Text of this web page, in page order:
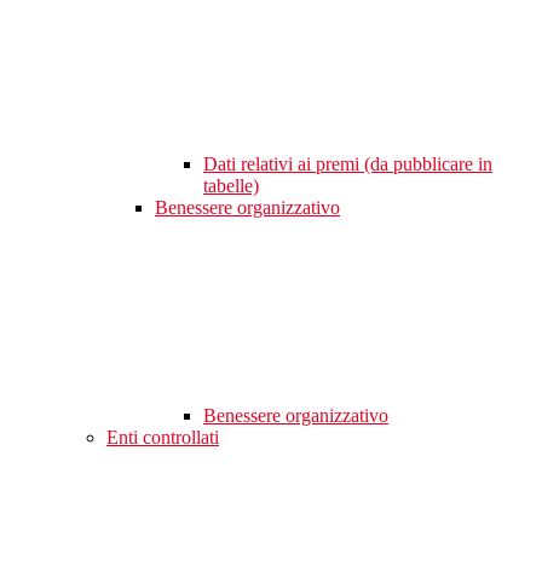
Dati relativi ai premi (da pubblicare in
tabelle)
Benessere organizzativo
Benessere organizzativo
Enti controllati